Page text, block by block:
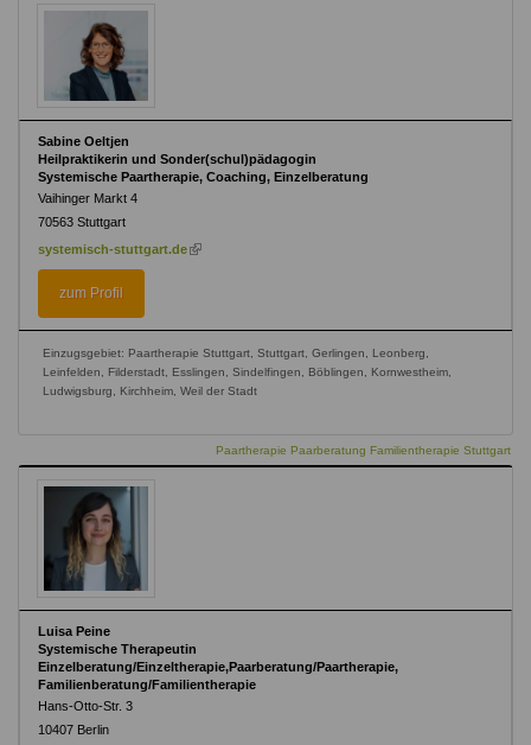
Sabine Oeltjen
Heilpraktikerin und Sonder(schul)pädagogin
Systemische Paartherapie, Coaching, Einzelberatung
Vaihinger Markt 4
70563 Stuttgart
systemisch-stuttgart.de (link
zum Profil
Einzugsgebiet: Paartherapie Stuttgart, Stuttgart, Gerlingen, Leonberg,
Leinfelden, Filderstadt, Esslingen, Sindelfingen, Böblingen, Kornwestheim,
Ludwigsburg, Kirchheim, Weil der Stadt
Paartherapie Paarberatung Familientherapie Stuttgart
Luisa Peine
Systemische Therapeutin
Einzelberatung/Einzeltherapie,Paarberatung/Paartherapie,
Familienberatung/Familientherapie
Hans-Otto-Str. 3
10407 Berlin